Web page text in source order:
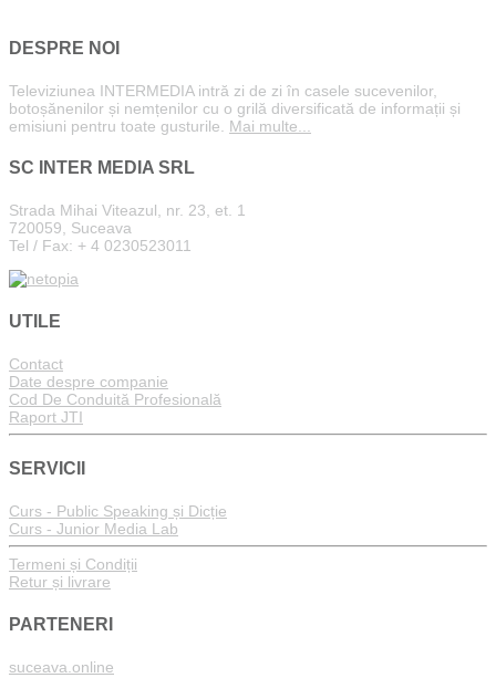
DESPRE NOI
Televiziunea INTERMEDIA intră zi de zi în casele sucevenilor,
botoșănenilor și nemțenilor cu o grilă diversificată de informații și
emisiuni pentru toate gusturile. Mai multe...
SC INTER MEDIA SRL
Strada Mihai Viteazul, nr. 23, et. 1
720059, Suceava
Tel / Fax: + 4 0230523011
UTILE
Contact
Date despre companie
Cod De Conduită Profesională
Raport JTI
SERVICII
Curs - Public Speaking și Dicție
Curs - Junior Media Lab
Termeni și Condiții
Retur și livrare
PARTENERI
suceava.online